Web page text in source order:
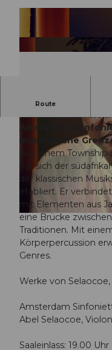
© Guidle.com
© Guidle.com
Route
Abel Selaocoe
Weltmusik in
Amsterdam
musikalische
Aus einem
hat sich der
der klassischen
etabliert. Er
mit Elementen aus
eine Brücke
Traditionen. Mit
Körperpercussion
Genres.
Werke von Selaocoe,
Amsterdam
Abel Selaocoe,
Saaleinlass: 19.00 Uhr